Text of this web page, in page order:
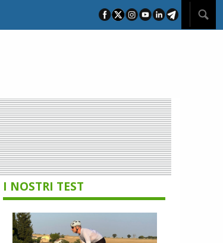
I NOSTRI TEST